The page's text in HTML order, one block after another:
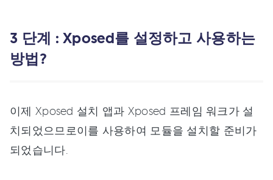
3 단계 : Xposed를 설정하고 사용하는
방법?
이제 Xposed 설치 앱과 Xposed 프레임 워크가 설
치되었으므로이를 사용하여 모듈을 설치할 준비가
되었습니다.